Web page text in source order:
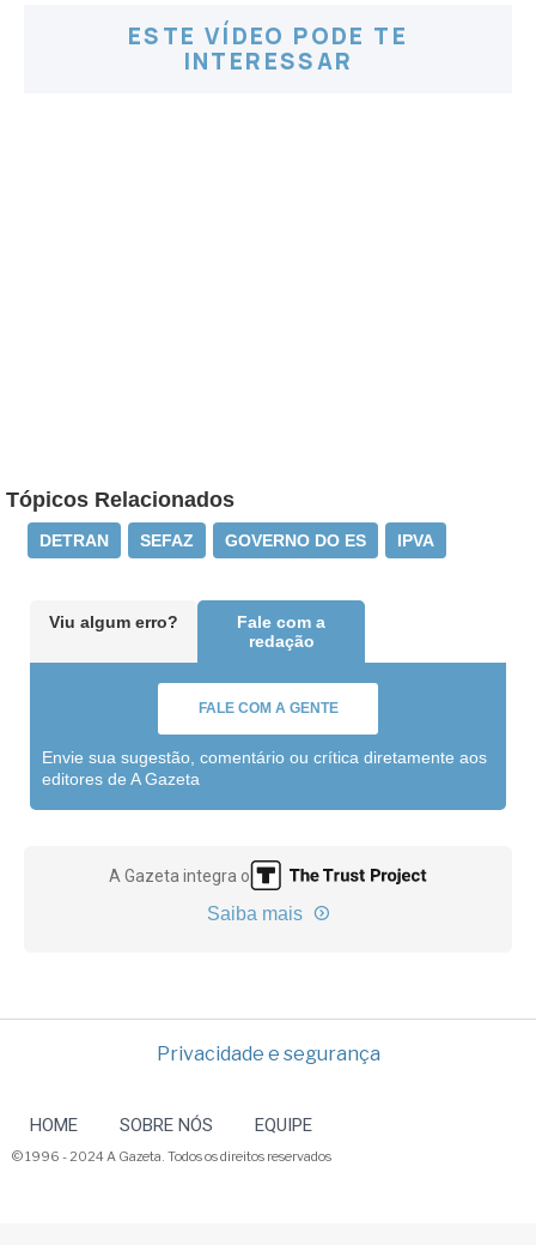
ESTE VÍDEO PODE TE
INTERESSAR
Tópicos Relacionados
DETRAN SEFAZ GOVERNO DO ES IPVA
Viu algum erro?
Fale com a
redação
FALE COM A GENTE
Envie sua sugestão, comentário ou crítica diretamente aos
editores de A Gazeta
A Gazeta integra o
Saiba mais
Privacidade e segurança
HOME SOBRE NÓS EQUIPE
© 1996 - 2024 A Gazeta. Todos os direitos reservados